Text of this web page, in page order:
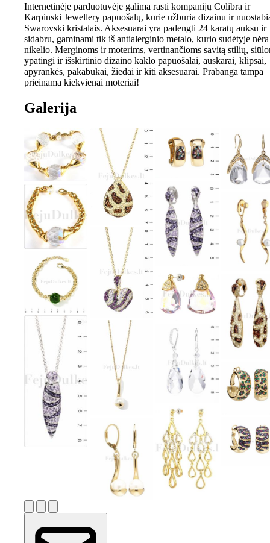
Internetinėje parduotuvėje galima rasti kompanijų Colibra ir
Karpinski Jewellery papuošalų, kurie užburia dizainu ir
Swarovski kristalais. Aksesuarai yra padengti 24 karatų auksu ir
sidabru, gaminami tik iš antialerginio metalo, kurio sudėtyje nėra
nikelio. Merginoms ir moterims, vertinančioms savitą stilių,
ypatingi ir išskirtinio dizaino kaklo papuošalai, auskarai, klipsai,
apyrankės, pakabukai, žiedai ir kiti aksesuarai. Prabanga tampa
prieinama kiekvienai moteriai!
Galerija